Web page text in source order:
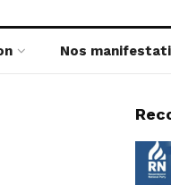
Nos